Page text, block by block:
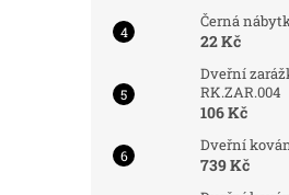
Černá
22 Kč
Dveřní
RK.ZAR.004
106 Kč
Dveřní
739 Kč